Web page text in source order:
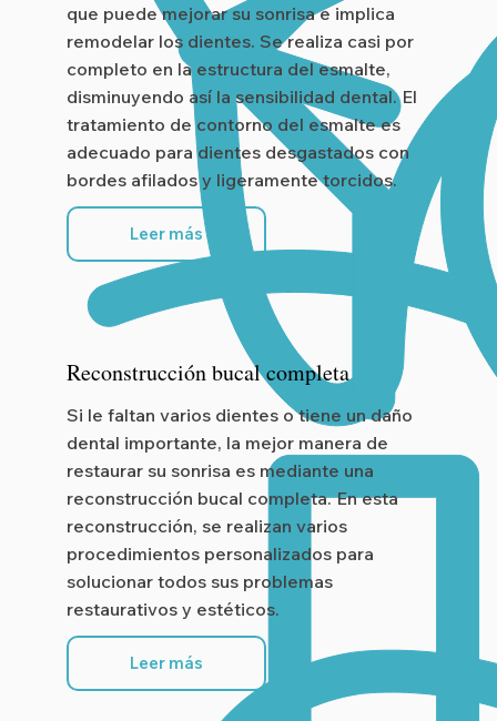
que puede mejorar su sonrisa e implica
remodelar los dientes. Se realiza casi por
completo en la estructura del esmalte,
disminuyendo así la sensibilidad dental. El
tratamiento de contorno del esmalte es
adecuado para dientes desgastados con
bordes afilados y ligeramente torcidos.
Leer más
Reconstrucción bucal completa
Si le faltan varios dientes o tiene un daño
dental importante, la mejor manera de
restaurar su sonrisa es mediante una
reconstrucción bucal completa. En esta
reconstrucción, se realizan varios
procedimientos personalizados para
solucionar todos sus problemas
restaurativos y estéticos.
Leer más